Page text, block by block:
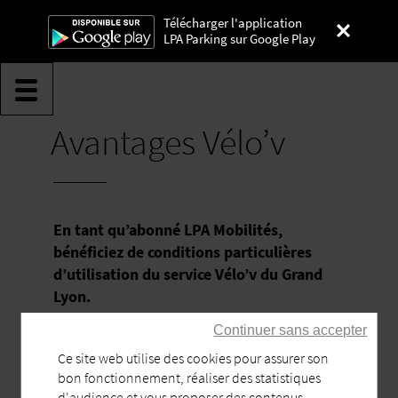
Télécharger l'application
LPA Parking sur Google Play
Lyon Parc Auto
Avantages Vélo’v
En tant qu’abonné LPA Mobilités,
bénéficiez de conditions particulières
d’utilisation du service Vélo’v du Grand
Lyon.
Ce site web utilise des cookies pour assurer son
bon fonctionnement, réaliser des statistiques
Continuer sans accepter